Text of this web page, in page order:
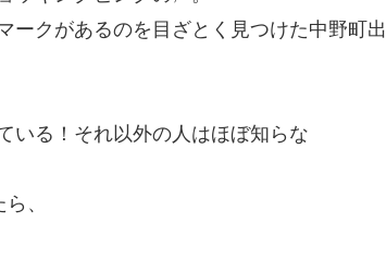
ークがあるのを目ざとく見つけた中野町出
いる！それ以外の人はほぼ知らな
、